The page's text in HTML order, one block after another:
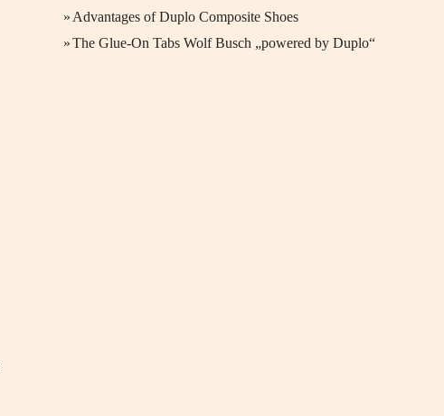
» Advantages of Duplo Composite Shoes
»The Glue-On Tabs Wolf Busch „powered by Duplo“